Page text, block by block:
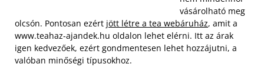
vásárolható meg
olcsón. Pontosan ezért jött létre a tea webáruház, amit a
www.teahaz-ajandek.hu oldalon lehet elérni. Itt az árak
igen kedvezőek, ezért gondmentesen lehet hozzájutni, a
valóban minőségi típusokhoz.